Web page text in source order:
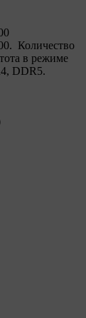
Количество
в режиме
DDR5.